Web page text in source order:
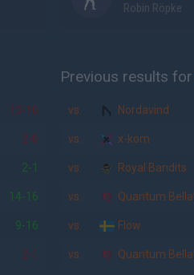
Robin Röpke
13-16
2-0
2-1
14-16
9-16
2-1
Previous results for
vs. Nordavind
vs. x-kom
vs. Royal Bandits
vs. Quantum
vs. Flow
vs. Quantum